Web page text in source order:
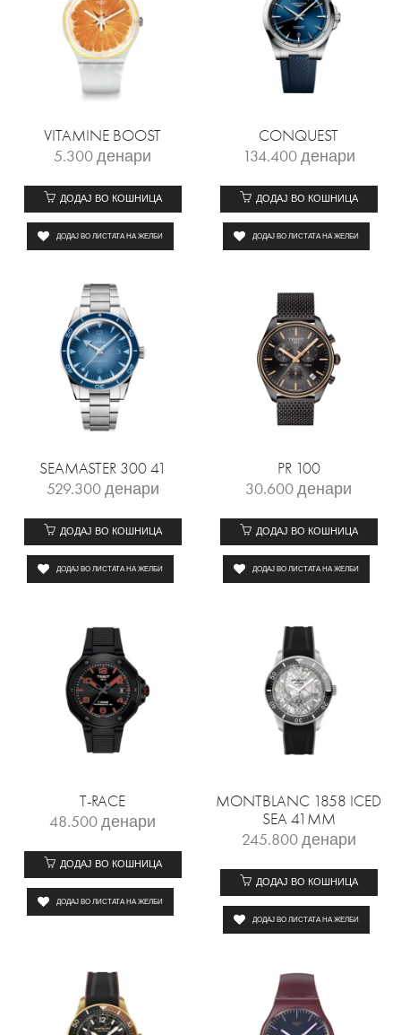
VITAMINE BOOST
5.300денари
ДОДАЈ ВО КОШНИЦА
ДОДАЈ ВО ЛИСТАТА НА ЖЕЛБИ
CONQUEST
134.400денари
ДОДАЈ ВО КОШНИЦА
ДОДАЈ ВО ЛИСТАТА НА ЖЕЛБИ
SEAMASTER 300 41
529.300денари
ДОДАЈ ВО КОШНИЦА
ДОДАЈ ВО ЛИСТАТА НА ЖЕЛБИ
PR 100
30.600денари
ДОДАЈ ВО КОШНИЦА
ДОДАЈ ВО ЛИСТАТА НА ЖЕЛБИ
T-RACE
48.500денари
ДОДАЈ ВО КОШНИЦА
ДОДАЈ ВО ЛИСТАТА НА ЖЕЛБИ
MONTBLANC 1858 ICED
SEA 41MM
245.800денари
ДОДАЈ ВО КОШНИЦА
ДОДАЈ ВО ЛИСТАТА НА ЖЕЛБИ